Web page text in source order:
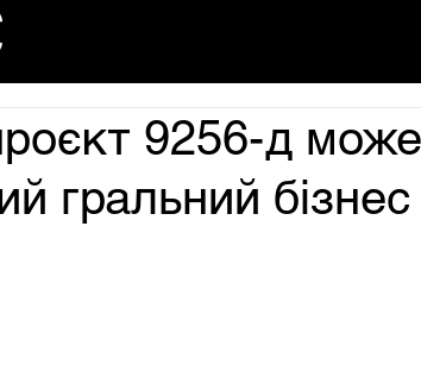
9256-д
гральний бізнес